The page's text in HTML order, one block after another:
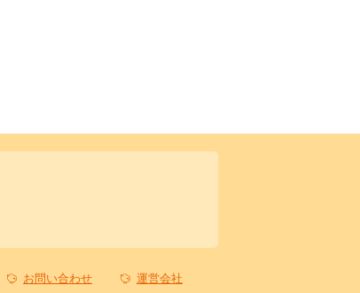
お問い合わせ 運営会社